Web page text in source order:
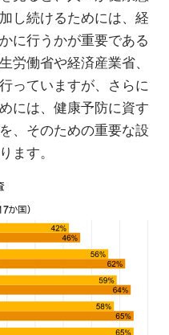
し続けるためには、経
に行うかが重要である
労働省や経済産業省、
っていますが、さらに
には、健康予防に資す
、そのための重要な設
ます。